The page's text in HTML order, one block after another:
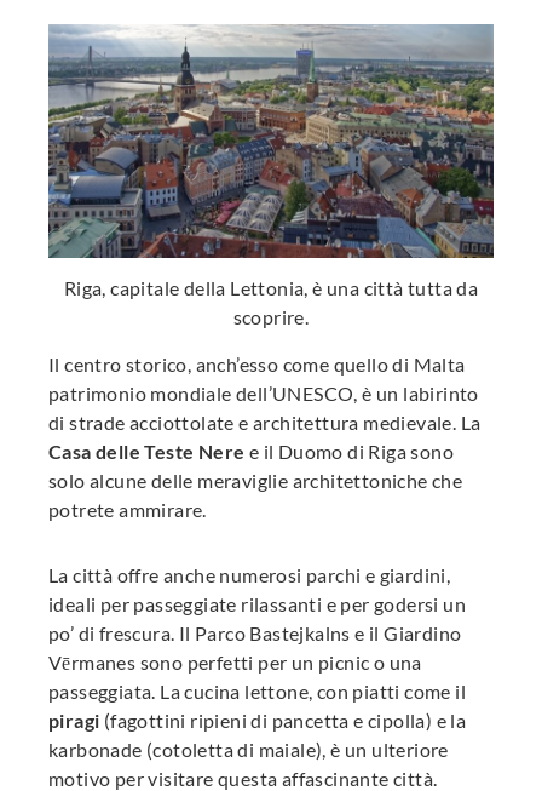
Riga, capitale della Lettonia, è una città tutta da
scoprire.
Il centro storico, anch’esso come quello di Malta
patrimonio mondiale dell’UNESCO, è un labirinto
di strade acciottolate e architettura medievale. La
Casa delle Teste Nere e il Duomo di Riga sono
solo alcune delle meraviglie architettoniche che
potrete ammirare.
La città offre anche numerosi parchi e giardini,
ideali per passeggiate rilassanti e per godersi un
po’ di frescura. Il Parco Bastejkalns e il Giardino
Vērmanes sono perfetti per un picnic o una
passeggiata. La cucina lettone, con piatti come il
piragi (fagottini ripieni di pancetta e cipolla) e la
karbonade (cotoletta di maiale), è un ulteriore
motivo per visitare questa affascinante città.